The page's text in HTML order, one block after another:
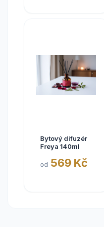
Bytový difuzér
Freya 140ml
od 569 Kč